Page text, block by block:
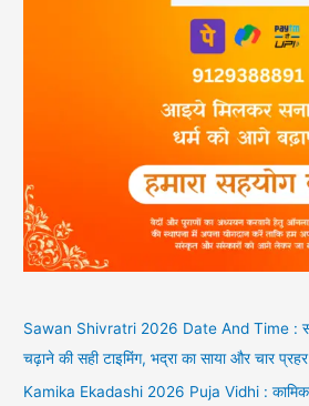
Sawan Shivratri 2026 Date And Time :
चढ़ाने की सही टाइमिंग, भद्रा का साया और चार
Kamika Ekadashi 2026 Puja Vidhi : कामिका